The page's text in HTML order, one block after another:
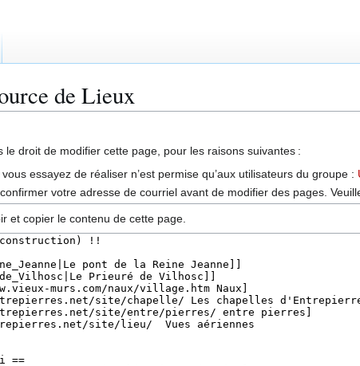
de Lieux
le droit de modifier cette page, pour les raisons suivantes :
vous essayez de réaliser n’est permise qu’aux utilisateurs du groupe :
votre adresse de courriel avant de modifier des pages.
et copier le contenu de cette page.